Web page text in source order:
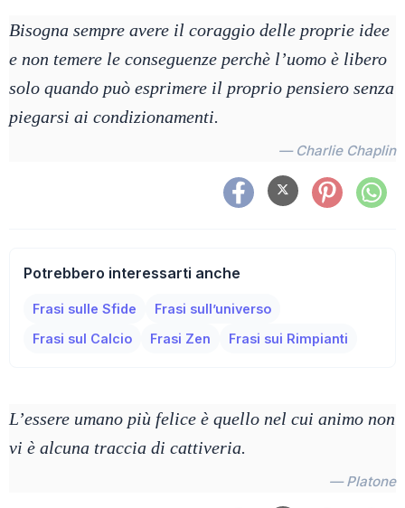
Bisogna sempre avere il coraggio delle proprie idee
e non temere le conseguenze perchè l’uomo è libero
solo quando può esprimere il proprio pensiero senza
piegarsi ai condizionamenti.
— Charlie Chaplin
Potrebbero interessarti anche
Frasi sulle Sfide
Frasi sull’universo
Frasi sul Calcio
Frasi Zen Frasi sui Rimpianti
L’essere umano più felice è quello nel cui animo non
vi è alcuna traccia di cattiveria.
— Platone